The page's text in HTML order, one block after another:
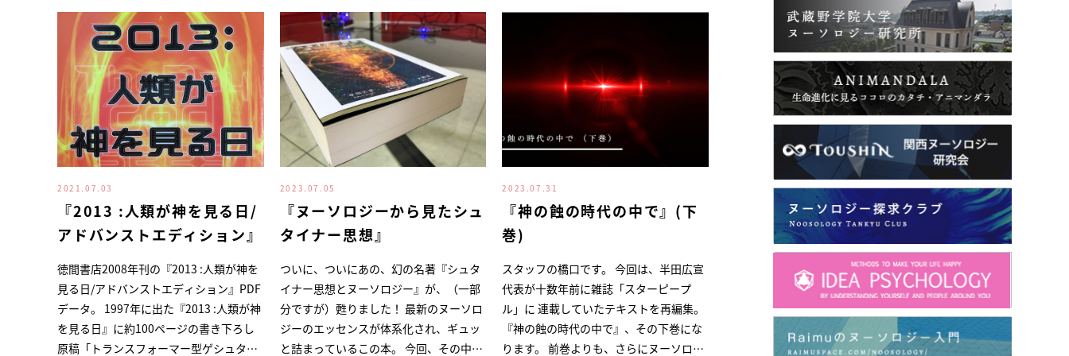
2021.07.03
『2013 :人類が神を見る日/
アドバンストエディション』
徳間書店2008年刊の『2013 :人類が神を
見る日/アドバンストエディション』PDF
データ。 1997年に出た『2013 :人類が神
を見る日』に約100ページの書き下ろし
原稿「トランスフォーマー型ゲシュタル
2023.07.05
『ヌーソロジーから見たシュ
タイナー思想』
ついに、ついにあの、幻の名著『シュタ
イナー思想とヌーソロジー』が、（一部
分ですが）甦りました！ 最新のヌーソロ
ジーのエッセンスが体系化され、ギュッ
と詰まっているこの本。 今回、その中核
2023.07.31
『神の蝕の時代の中で』(下
巻)
スタッフの橋口です。 今回は、半田広宣
代表が十数年前に雑誌「スターピープ
ル」に 連載していたテキストを再編集。
『神の蝕の時代の中で』、その下巻にな
ります。 前巻よりも、さらにヌーソロジ